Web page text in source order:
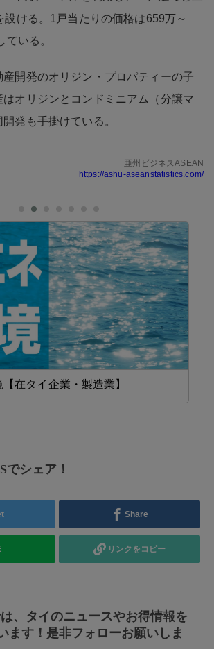
設ける。1戸当たりの価格は659万～
ている。
産開発のオリジン・プロパティーの子
オリジンとコンドミニアム（分譲マ
発も手掛けている。
亜州ビジネスASEAN
https://ashu-aseanstatistics.com/
在タイ企業・製造業】
でシェア！
Share
リンクをコピー
、タイのニュースやお得情報を
ます！是非フォローお願いしま